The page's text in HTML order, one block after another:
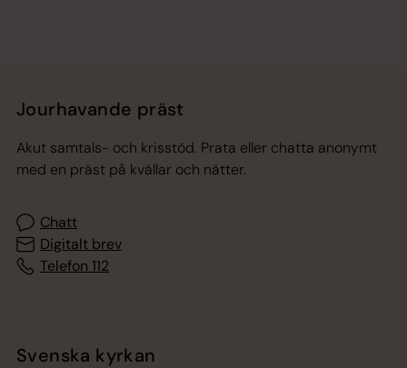
Jourhavande präst
Akut samtals- och krisstöd. Prata eller chatta anonymt
med en präst på kvällar och nätter.
Chatt
Digitalt brev
Telefon 112
Svenska kyrkan